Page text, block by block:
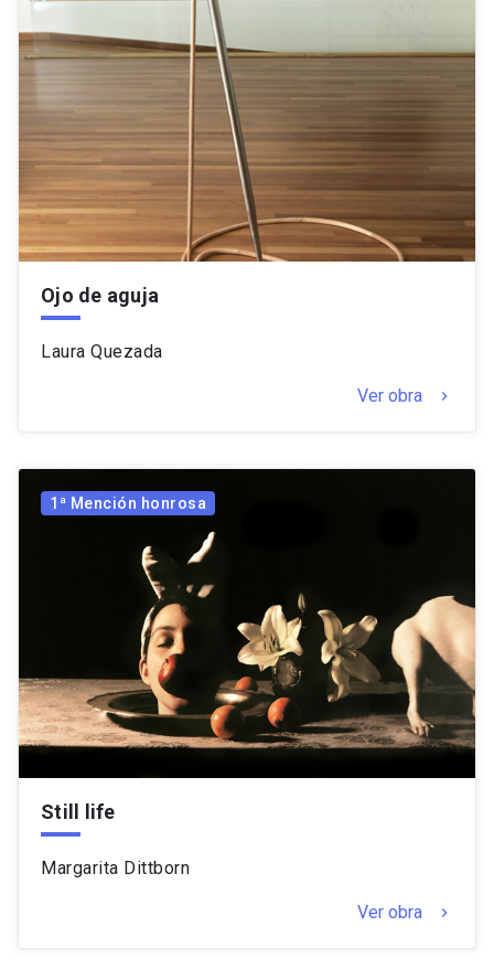
Ojo de aguja
Laura Quezada
Ver obra keyboard_arrow_right
1ª Mención honrosa
Still life
Margarita Dittborn
Ver obra keyboard_arrow_right